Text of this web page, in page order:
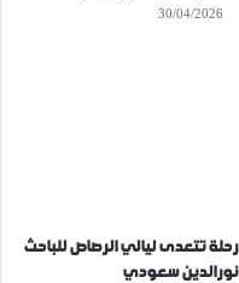
30/04/2026
رحلة تتعدى ليالي الرصاص للباحث
نورالدين سعودي